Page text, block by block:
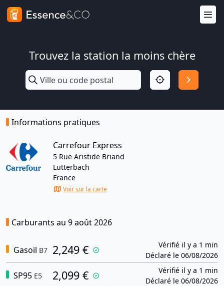
Trouvez la station la moins chère
Informations pratiques
Carrefour Express
5 Rue Aristide Briand
Lutterbach
France
Voir sur la carte
Carburants au 9 août 2026
Gasoil B7 2,249 €
Vérifié il y a 1 min
Déclaré le 06/08/2026
SP95 E5 2,099 €
Vérifié il y a 1 min
Déclaré le 06/08/2026